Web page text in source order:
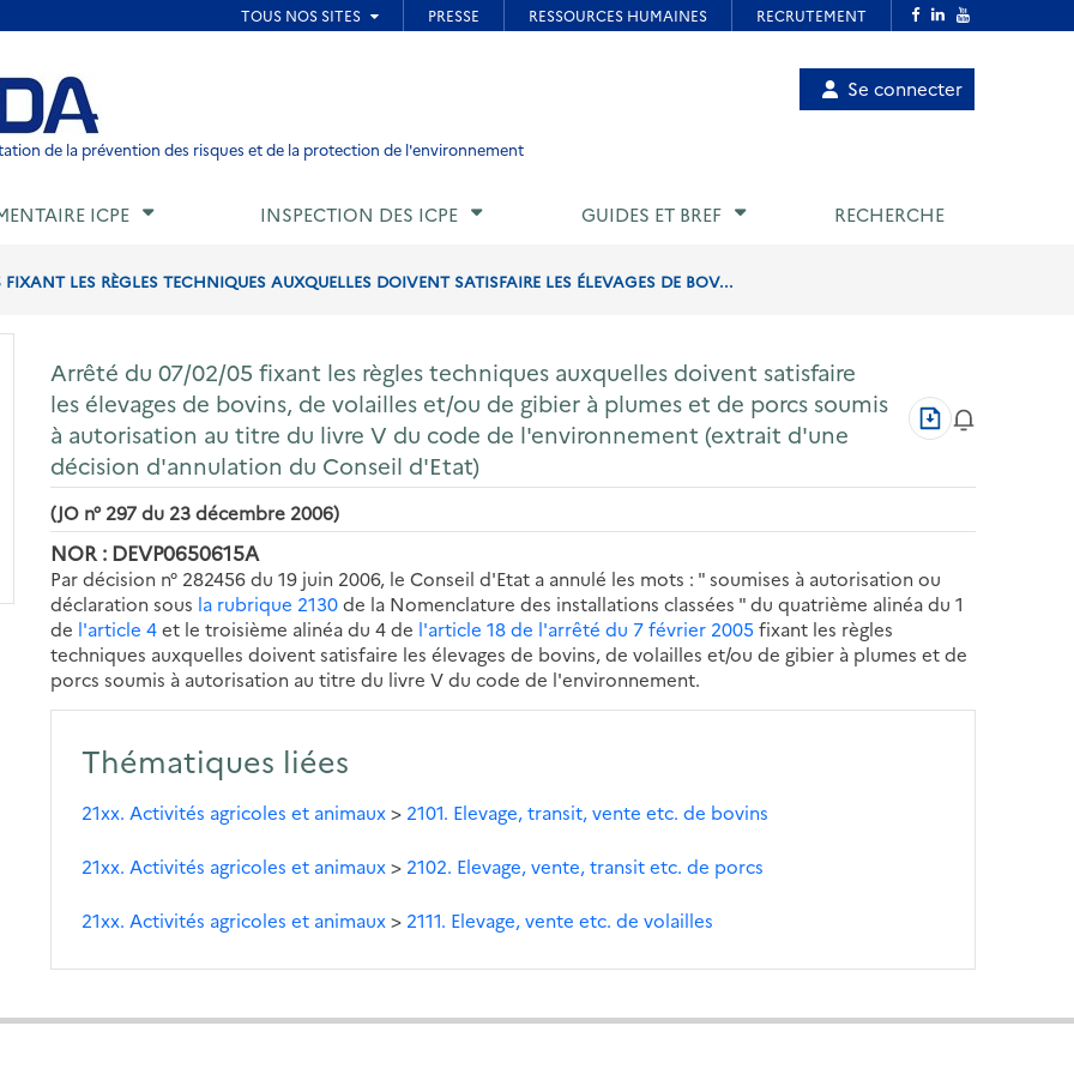
de page
de la prévention des risques et de la protection de l'environnement
Menu
utilisateur
Se connecter
ICPE INSPECTION DES ICPE GUIDES ET BREF RECHERCHE
LES RÈGLES TECHNIQUES AUXQUELLES DOIVENT SATISFAIRE LES ÉLEVAGES DE BOV...
Arrêté du 07/02/05 fixant les règles techniques auxquelles doivent satisfaire
les élevages de bovins, de volailles et/ou de gibier à plumes et de porcs soumis
à autorisation au titre du livre V du code de l'environnement (extrait d'une
décision d'annulation du Conseil d'Etat)
Télécharger
au
PDF
(JO n° 297 du 23 décembre 2006)
NOR : DEVP0650615A
Par décision n° 282456 du 19 juin 2006, le Conseil d'Etat a annulé les mots : " soumises à autorisation ou
déclaration sous la rubrique 2130de la Nomenclature des installations classées " du quatrième alinéa du 1
de l'article 4et le troisième alinéa du 4 de l'article 18 de l'arrêté du 7 février 2005 fixant les règles
techniques auxquelles doivent satisfaire les élevages de bovins, de volailles et/ou de gibier à plumes et de
porcs soumis à autorisation au titre du livre V du code de l'environnement.
Thématiques liées
21xx. Activités agricoles et animaux> 2101. Elevage, transit, vente etc. de bovins
21xx. Activités agricoles et animaux> 2102. Elevage, vente, transit etc. de porcs
21xx. Activités agricoles et animaux> 2111. Elevage, vente etc. de volailles